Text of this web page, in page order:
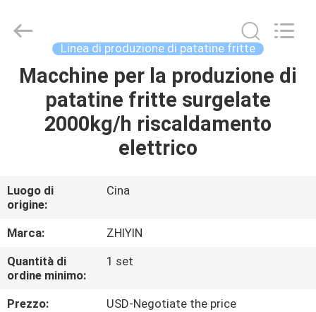
CASA
PRODOTTI
NOI
GIRO
DELLA
FABBRICA
Rights
Linea di produzione di patatine fritte
Macchine per la produzione di
patatine fritte surgelate
2000kg/h riscaldamento
elettrico
Luogo di
origine:
Cina
Marca:
ZHIYIN
Quantità di
ordine minimo:
1 set
Prezzo:
USD-Negotiate the price